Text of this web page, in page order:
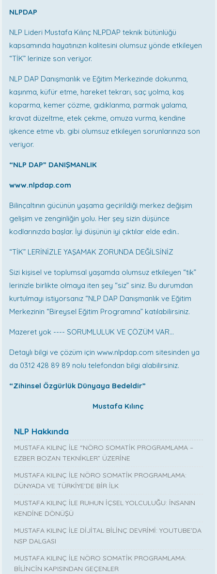
NLPDAP
NLP Lideri Mustafa Kılınç NLPDAP teknik bütünlüğü
kapsamında hayatınızın kalitesini olumsuz yönde etkileyen
“TİK” lerinize son veriyor.
NLP DAP Danışmanlık ve Eğitim Merkezinde dokunma,
kaşınma, küfür etme, hareket tekrarı, saç yolma, kaş
koparma, kemer çözme, gıdıklanma, parmak yalama,
kravat düzeltme, etek çekme, omuza vurma, kendine
işkence etme vb. gibi olumsuz etkileyen sorunlarınıza son
veriyor.
“NLP DAP” DANIŞMANLIK
www.nlpdap.com
Bilinçaltının gücünün yaşama geçirildiği merkez değişim
gelişim ve zenginliğin yolu. Her şey sizin düşünce
kodlarınızda başlar. İyi düşünün iyi çıktılar elde edin..
“TİK” LERİNİZLE YAŞAMAK ZORUNDA DEĞİLSİNİZ
Sizi kişisel ve toplumsal yaşamda olumsuz etkileyen “tik”
lerinizle birlikte olmaya iten şey “siz” siniz. Bu durumdan
kurtulmayı istiyorsanız “NLP DAP Danışmanlık ve Eğitim
Merkezinin “Bireysel Eğitim Programına” katılabilirsiniz.
Mazeret yok ---- SORUMLULUK VE ÇÖZÜM VAR…
Detaylı bilgi ve çözüm için www.nlpdap.com sitesinden ya
da 0312 428 89 89 nolu telefondan bilgi alabilirsiniz.
“Zihinsel Özgürlük Dünyaya Bedeldir”
Mustafa Kılınç
NLP Hakkında
MUSTAFA KILINÇ İLE “NÖRO SOMATİK PROGRAMLAMA –
EZBER BOZAN TEKNİKLER” ÜZERİNE
MUSTAFA KILINÇ İLE NÖRO SOMATİK PROGRAMLAMA:
DÜNYADA VE TÜRKİYE’DE BİR İLK
MUSTAFA KILINÇ İLE RUHUN İÇSEL YOLCULUĞU: İNSANIN
KENDİNE DÖNÜŞÜ
MUSTAFA KILINÇ İLE DİJİTAL BİLİNÇ DEVRİMİ: YOUTUBE’DA
NSP DALGASI
MUSTAFA KILINÇ İLE NÖRO SOMATİK PROGRAMLAMA:
BİLİNCİN KAPISINDAN GEÇENLER